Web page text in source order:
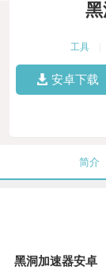
工具
安卓下载
简介
黑洞加速器安卓